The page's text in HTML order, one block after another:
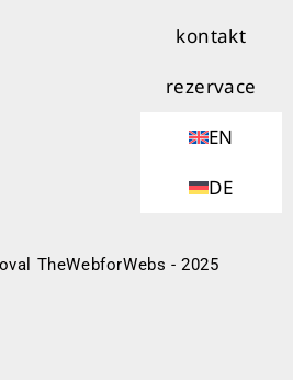
kontakt
rezervace
EN
DE
TheWebforWebs - 2025